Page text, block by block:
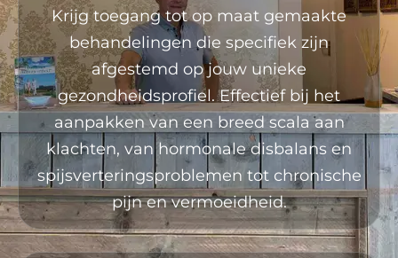
Krijg toegang tot op maat gemaakte
behandelingen die specifiek zijn
afgestemd op jouw unieke
gezondheidsprofiel. Effectief bij het
aanpakken van een breed scala aan
klachten, van hormonale disbalans en
spijsverteringsproblemen tot chronische
pijn en vermoeidheid.